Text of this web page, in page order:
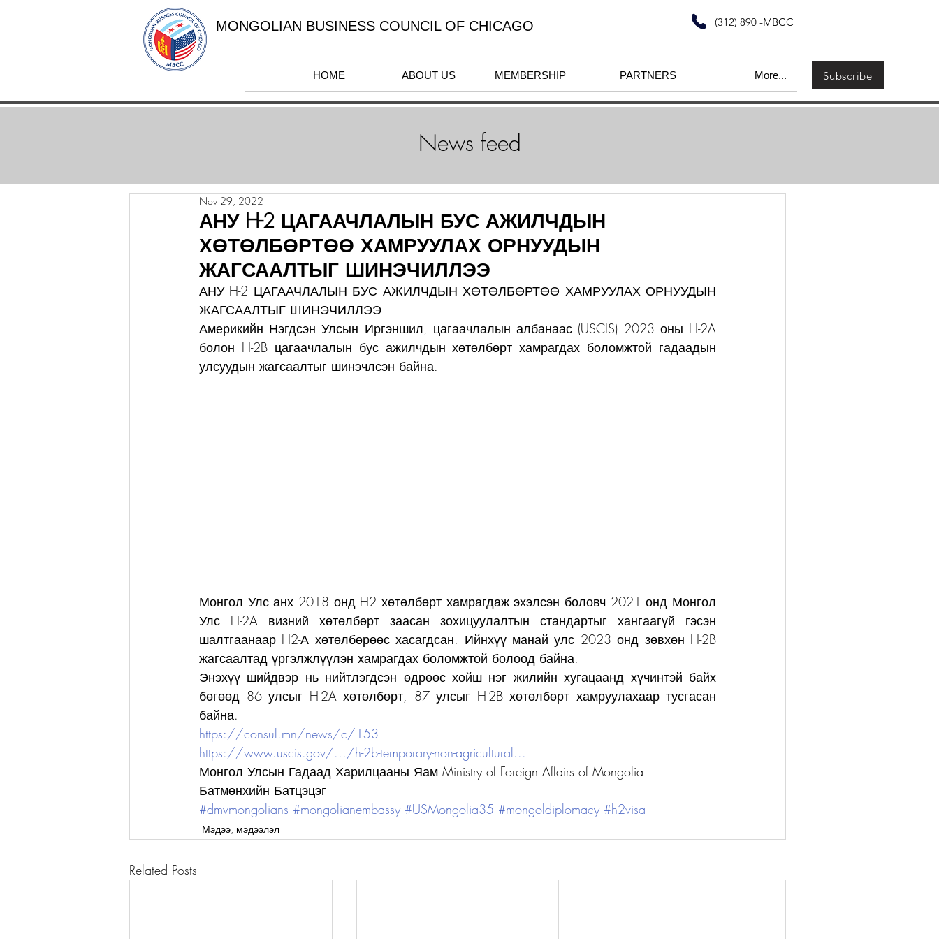
HOME ABOUT US MEMBERSHIP PARTNERS More...
MONGOLIAN BUSINESS COUNCIL OF CHICAGO (312) 890 -MBCC
Subscribe
АНУ H-2 ЦАГААЧЛАЛЫН БУС АЖИЛЧДЫН
ХӨТӨЛБӨРТӨӨ ХАМРУУЛАХ ОРНУУДЫН
ЖАГСААЛТЫГ ШИНЭЧИЛЛЭЭ
Nov 29, 2022
АНУ H-2 ЦАГААЧЛАЛЫН БУС АЖИЛЧДЫН ХӨТӨЛБӨРТӨӨ ХАМРУУЛАХ ОРНУУДЫН
ЖАГСААЛТЫГ ШИНЭЧИЛЛЭЭ
Америкийн Нэгдсэн Улсын Иргэншил, цагаачлалын албанаас (USCIS) 2023 оны H-2A
болон H-2B цагаачлалын бус ажилчдын хөтөлбөрт хамрагдах боломжтой гадаадын
улсуудын жагсаалтыг шинэчлсэн байна.
Монгол Улс анх 2018 онд H2 хөтөлбөрт хамрагдаж эхэлсэн боловч 2021 онд Монгол
Улс H-2A визний хөтөлбөрт заасан зохицуулалтын стандартыг хангаагүй гэсэн
шалтгаанаар H2-А хөтөлбөрөөс хасагдсан. Ийнхүү манай улс 2023 онд зөвхөн H-2B
жагсаалтад үргэлжлүүлэн хамрагдах боломжтой болоод байна.
Энэхүү шийдвэр нь нийтлэгдсэн өдрөөс хойш нэг жилийн хугацаанд хүчинтэй байх
бөгөөд 86 улсыг H-2A хөтөлбөрт, 87 улсыг H-2B хөтөлбөрт хамруулахаар тусгасан
байна.
https://consul.mn/news/c/153
https://www.uscis.gov/.../h-2b-temporary-non-agricultural...
Монгол Улсын Гадаад Харилцааны Яам Ministry of Foreign Affairs of Mongolia
Батмөнхийн Батцэцэг
#dmvmongolians #mongolianembassy #USMongolia35 #mongoldiplomacy #h2visa
Мэдээ, мэдээлэл
Related Posts
News feed